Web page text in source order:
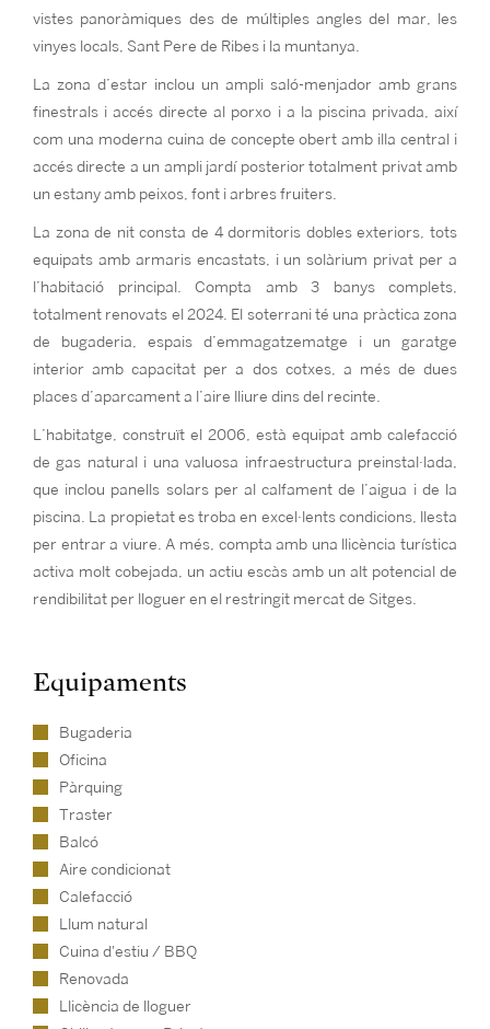
vistes panoràmiques des de múltiples angles del mar, les
vinyes locals, Sant Pere de Ribes i la muntanya.
La zona d’estar inclou un ampli saló-menjador amb grans
finestrals i accés directe al porxo i a la piscina privada, així
com una moderna cuina de concepte obert amb illa central i
accés directe a un ampli jardí posterior totalment privat amb
un estany amb peixos, font i arbres fruiters.
La zona de nit consta de 4 dormitoris dobles exteriors, tots
equipats amb armaris encastats, i un solàrium privat per a
l’habitació principal. Compta amb 3 banys complets,
totalment renovats el 2024. El soterrani té una pràctica zona
de bugaderia, espais d’emmagatzematge i un garatge
interior amb capacitat per a dos cotxes, a més de dues
places d’aparcament a l’aire lliure dins del recinte.
L’habitatge, construït el 2006, està equipat amb calefacció
de gas natural i una valuosa infraestructura preinstal·lada,
que inclou panells solars per al calfament de l’aigua i de la
piscina. La propietat es troba en excel·lents condicions, llesta
per entrar a viure. A més, compta amb una llicència turística
activa molt cobejada, un actiu escàs amb un alt potencial de
rendibilitat per lloguer en el restringit mercat de Sitges.
Equipaments
Bugaderia
Oficina
Pàrquing
Traster
Balcó
Aire condicionat
Calefacció
Llum natural
Cuina d'estiu / BBQ
Renovada
Llicència de lloguer